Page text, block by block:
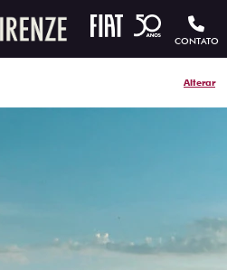
CONTATO
Alterar